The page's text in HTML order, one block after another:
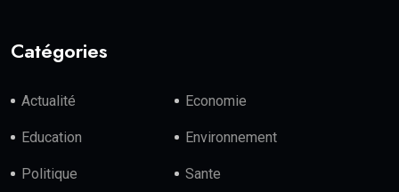
Catégories
Actualité Economie
Education Environnement
Politique Sante